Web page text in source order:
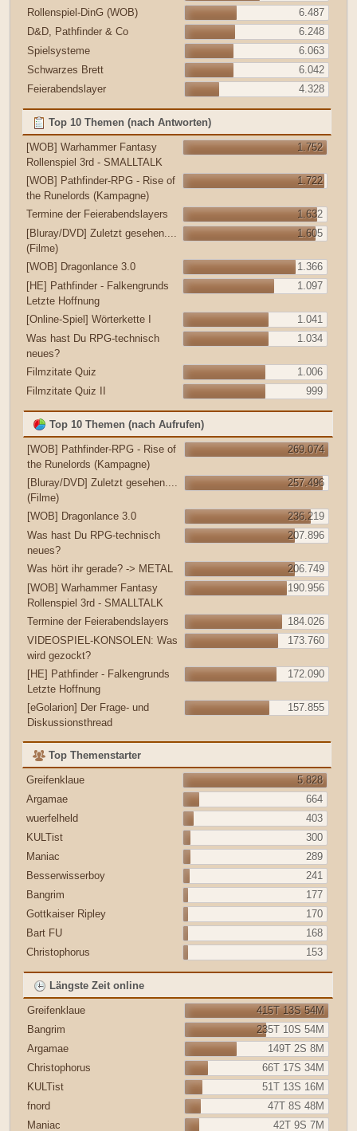
Rollenspiel-DinG (WOB)
6.487
D&D, Pathfinder & Co
6.248
Spielsysteme
6.063
Schwarzes Brett
6.042
Feierabendslayer
4.328
Top 10 Themen (nach Antworten)
[WOB] Warhammer Fantasy
Rollenspiel 3rd - SMALLTALK
1.752
[WOB] Pathfinder-RPG - Rise of
the Runelords (Kampagne)
1.722
Termine der Feierabendslayers
1.632
[Bluray/DVD] Zuletzt gesehen....
(Filme)
1.605
[WOB] Dragonlance 3.0
1.366
[HE] Pathfinder - Falkengrunds
Letzte Hoffnung
1.097
[Online-Spiel] Wörterkette I
1.041
Was hast Du RPG-technisch
neues?
1.034
Filmzitate Quiz
1.006
Filmzitate Quiz II
999
Top 10 Themen (nach Aufrufen)
[WOB] Pathfinder-RPG - Rise of
the Runelords (Kampagne)
269.074
[Bluray/DVD] Zuletzt gesehen....
(Filme)
257.496
[WOB] Dragonlance 3.0
236.219
Was hast Du RPG-technisch
neues?
207.896
Was hört ihr gerade? -> METAL
206.749
[WOB] Warhammer Fantasy
Rollenspiel 3rd - SMALLTALK
190.956
Termine der Feierabendslayers
184.026
VIDEOSPIEL-KONSOLEN: Was
wird gezockt?
173.760
[HE] Pathfinder - Falkengrunds
Letzte Hoffnung
172.090
[eGolarion] Der Frage- und
Diskussionsthread
157.855
Top Themenstarter
Greifenklaue
5.828
Argamae
664
wuerfelheld
403
KULTist
300
Maniac
289
Besserwisserboy
241
Bangrim
177
Gottkaiser Ripley
170
Bart FU
168
Christophorus
153
Längste Zeit online
Greifenklaue
415T 13S 54M
Bangrim
235T 10S 54M
Argamae
149T 2S 8M
Christophorus
66T 17S 34M
KULTist
51T 13S 16M
fnord
47T 8S 48M
Maniac
42T 9S 7M